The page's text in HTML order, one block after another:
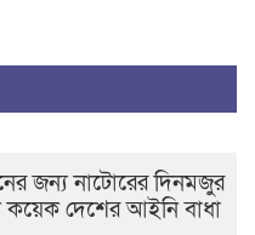
জন্য নাটোরের দিনমজুর
কয়েক দেশের আইনি বাধা